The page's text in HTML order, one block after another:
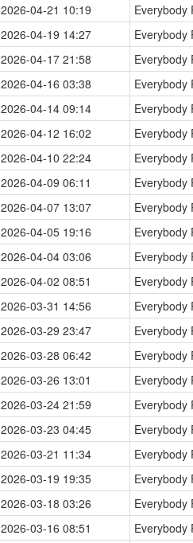
2026-04-21 10:19
Everybody
2026-04-19 14:27
Everybody
2026-04-17 21:58
Everybody
2026-04-16 03:38
Everybody
2026-04-14 09:14
Everybody
2026-04-12 16:02
Everybody
2026-04-10 22:24
Everybody
2026-04-09 06:11
Everybody
2026-04-07 13:07
Everybody
2026-04-05 19:16
Everybody
2026-04-04 03:06
Everybody
2026-04-02 08:51
Everybody
2026-03-31 14:56
Everybody
2026-03-29 23:47
Everybody
2026-03-28 06:42
Everybody
2026-03-26 13:01
Everybody
2026-03-24 21:59
Everybody
2026-03-23 04:45
Everybody
2026-03-21 11:34
Everybody
2026-03-19 19:35
Everybody
2026-03-18 03:26
Everybody
2026-03-16 08:51
Everybody